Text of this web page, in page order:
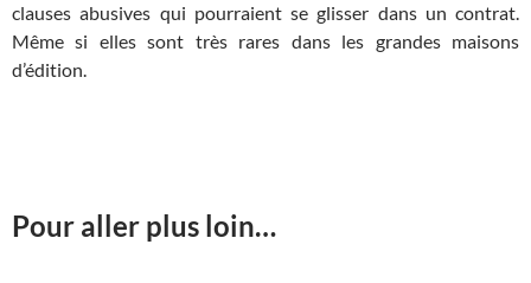
clauses abusives qui pourraient se glisser dans un contrat.
Même si elles sont très rares dans les grandes maisons
d’édition.
Pour aller plus loin…